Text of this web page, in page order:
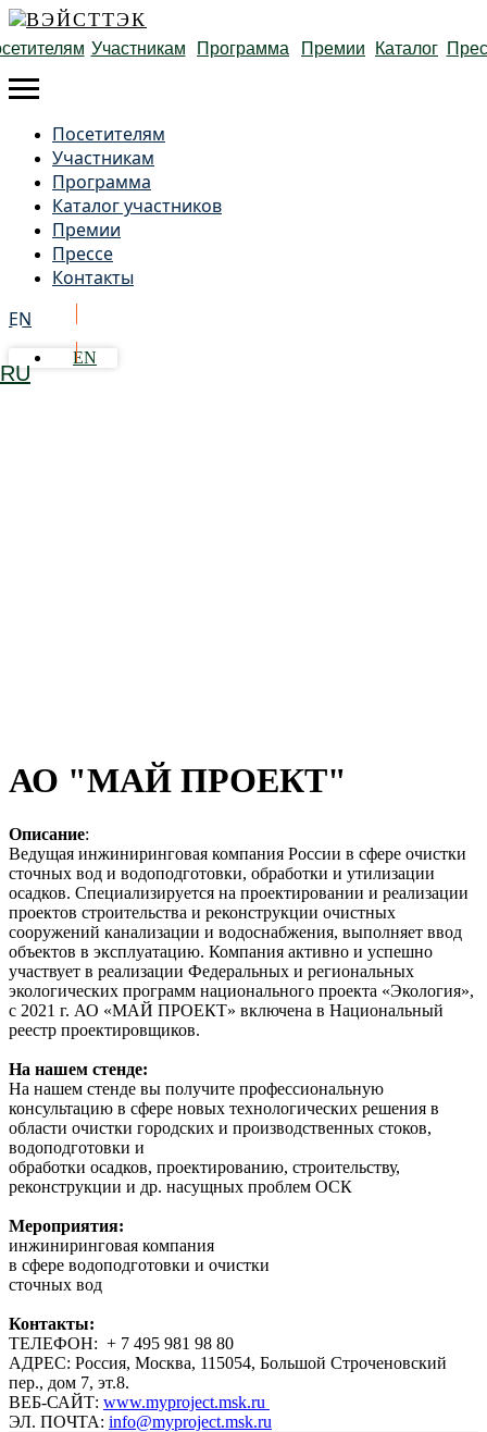
Получить бейдж
RU
Участникам Программа Премии Каталог
Посетителям
Участникам
Программа
Каталог участников
Премии
Прессе
Контакты
EN
EN
АО "МАЙ ПРОЕКТ"
Описание:
Ведущая инжиниринговая компания России в сфере очистки
сточных вод и водоподготовки, обработки и утилизации
осадков. Специализируется на проектировании и реализации
проектов строительства и реконструкции очистных
сооружений канализации и водоснабжения, выполняет ввод
объектов в эксплуатацию. Компания активно и успешно
участвует в реализации Федеральных и региональных
экологических программ национального проекта «Экология»,
с 2021 г. АО «МАЙ ПРОЕКТ» включена в Национальный
реестр проектировщиков.
На нашем стенде:
На нашем стенде вы получите профессиональную
консультацию в сфере новых технологических решения в
области очистки городских и производственных стоков,
водоподготовки и
обработки осадков, проектированию, строительству,
реконструкции и др. насущных проблем ОСК
Мероприятия:
инжиниринговая компания
в сфере водоподготовки и очистки
сточных вод
Контакты:
ТЕЛЕФОН: + 7 495 981 98 80
АДРЕС: Россия, Москва, 115054, Большой Строченовский
пер., дом 7, эт.8.
ВЕБ-САЙТ: www.myproject.msk.ru
ЭЛ. ПОЧТА: info@myproject.msk.ru